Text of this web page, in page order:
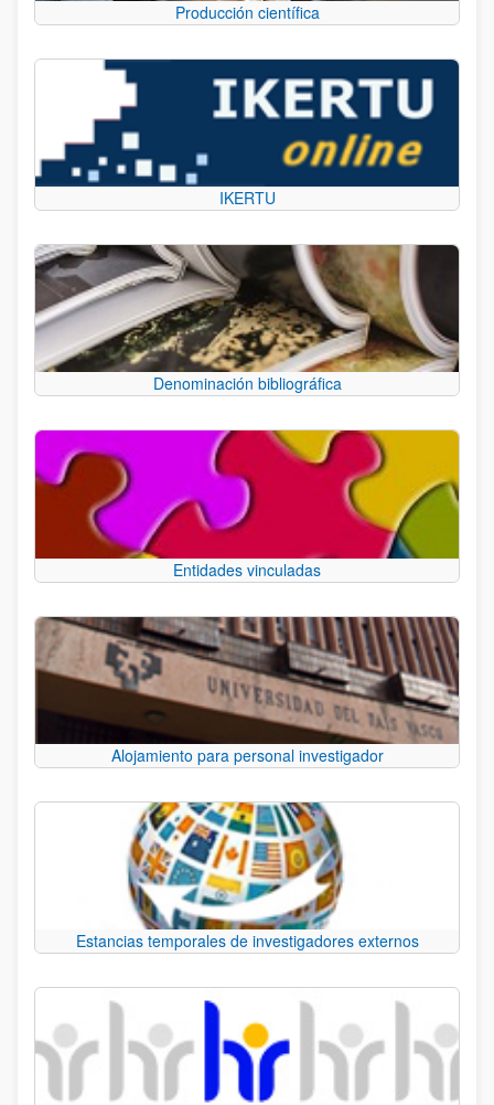
Producción científica
IKERTU
Denominación bibliográfica
Entidades vinculadas
Alojamiento para personal investigador
Estancias temporales de investigadores externos